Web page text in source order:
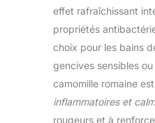
effet rafraîchissant
propriétés
choix pour les bains
gencives sensibles
camomille romaine
inflammatoires et
rougeurs et à